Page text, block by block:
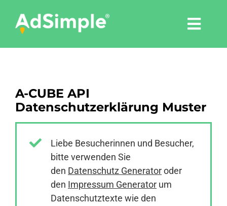
content
Tools
Pressemitteilungen
A-CUBE API
Datenschutzerklärung Muster
Liebe Besucherinnen und Besucher,
bitte verwenden Sie
den Datenschutz Generatoroder
den Impressum Generator um
Datenschutztexte wie den